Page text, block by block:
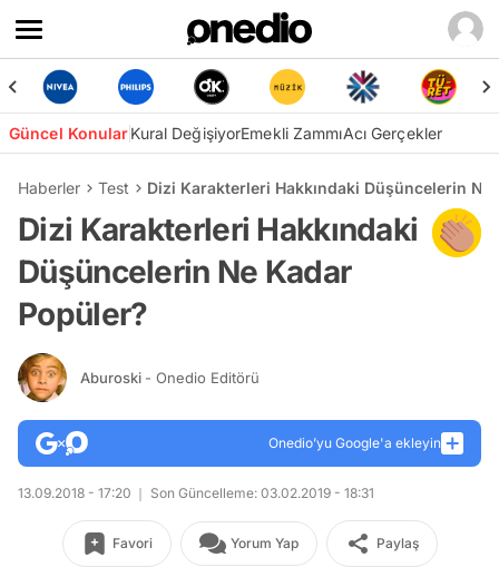
Güncel KonularKural DeğişiyorEmekli ZammıAcı Gerçekler
Haberler Test Dizi Karakterleri Hakkındaki Düşüncelerin Ne
Dizi Karakterleri Hakkındaki
Düşüncelerin Ne Kadar
Popüler?
Aburoski - Onedio Editörü
Onedio’yu Google'a ekleyin
13.09.2018 - 17:20 Son Güncelleme: 03.02.2019 - 18:31
Favori Yorum Yap Paylaş